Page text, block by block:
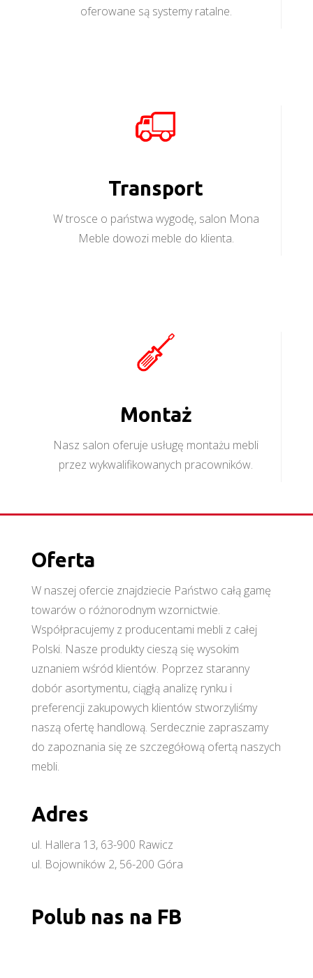
oferowane są systemy ratalne.
Transport
W trosce o państwa wygodę, salon Mona
Meble dowozi meble do klienta.
Montaż
Nasz salon oferuje usługę montażu mebli
przez wykwalifikowanych pracowników.
Oferta
W naszej ofercie znajdziecie Państwo całą gamę
towarów o różnorodnym wzornictwie.
Współpracujemy z producentami mebli z całej
Polski. Nasze produkty cieszą się wysokim
uznaniem wśród klientów. Poprzez staranny
dobór asortymentu, ciągłą analizę rynku i
preferencji zakupowych klientów stworzyliśmy
naszą ofertę handlową. Serdecznie zapraszamy
do zapoznania się ze szczegółową ofertą naszych
mebli.
Adres
ul. Hallera 13, 63-900 Rawicz
ul. Bojowników 2, 56-200 Góra
Polub nas na FB